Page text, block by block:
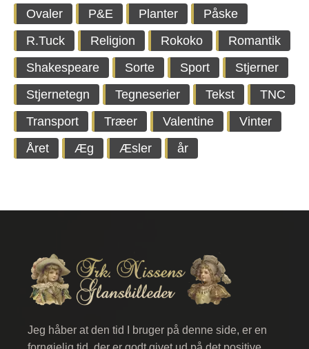
Ovaler
P&E Planter
Påske
R.Tuck
Religion Rokoko
Romantik
Shakespeare
Sorte Sport
Stjerner
Stjernetegn
Tegneserier Tekst
TNC
Transport
Træer Valentine
Vinter
Året
Æg Æsler år
Jeg håber at den tid I bruger på denne side, er en